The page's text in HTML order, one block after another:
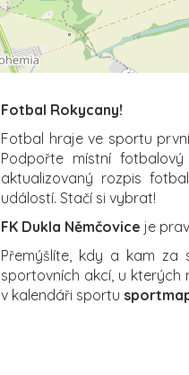
Fotbal Rokycany!
Fotbal hraje ve sportu
Podpořte místní fotbalový
aktualizovaný rozpis
událostí. Stačí si vybrat!
FK Dukla Němčovice je
Přemýšlíte, kdy a kam za
sportovních akcí, u kterých
v kalendáři sportu